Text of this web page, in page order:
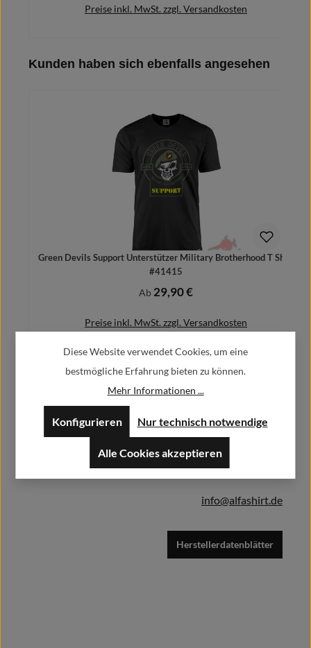
Preise inkl. MwSt. zzgl. Versandkosten
Produktgalerie überspringen
Kunden haben sich ebenfalls angesehen
Green Devils Support Unterstützer Military Brotherhood T Shirt
#41415
Regulärer Preis:
Ab 29,90 €
Preise inkl. MwSt. zzgl. Versandkosten
Details
Herstellerinformationen:
Alfa GmbH / Alfashirt
52379 Langerwehe
info@alfashirt.de
Herstellerdatenblätter
Diese Website verwendet Cookies, um eine
bestmögliche Erfahrung bieten zu können.
Mehr Informationen ...
Nur technisch notwendige
Konfigurieren
Alle Cookies akzeptieren